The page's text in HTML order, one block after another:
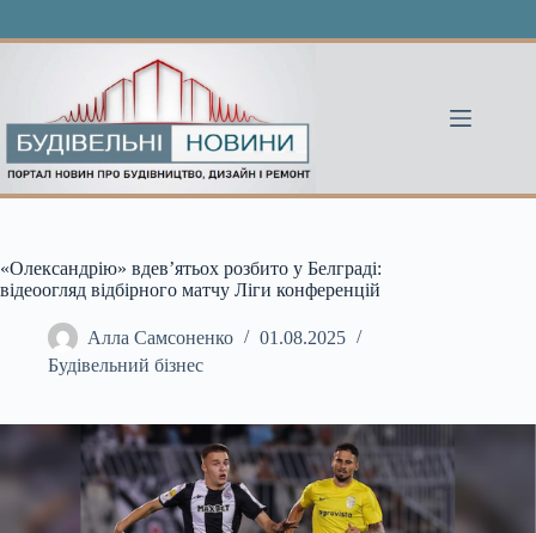
«Олександрію» вдев’ятьох розбито у Белграді:
відеоогляд відбірного матчу Ліги конференцій
Алла Самсоненко
01.08.2025
Будівельний бізнес